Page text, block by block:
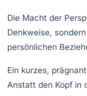
Die Macht der
Denkweise,
persönlichen
Ein kurzes,
Anstatt den Kopf in